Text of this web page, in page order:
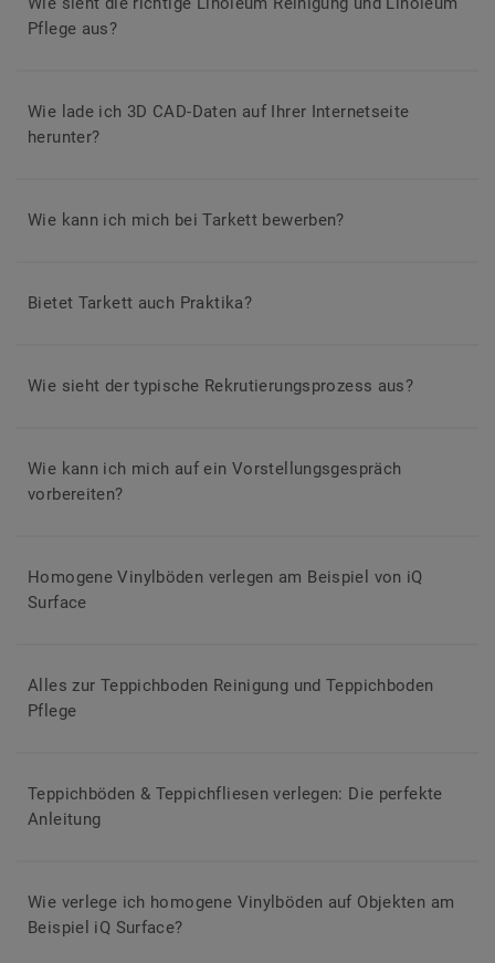
Pflege aus?
Wie lade ich 3D CAD-Daten auf Ihrer Internetseite
herunter?
Wie kann ich mich bei Tarkett bewerben?
Bietet Tarkett auch Praktika?
Wie sieht der typische Rekrutierungsprozess aus?
Wie kann ich mich auf ein Vorstellungsgespräch
vorbereiten?
Homogene Vinylböden verlegen am Beispiel von iQ
Surface
Alles zur Teppichboden Reinigung und Teppichboden
Pflege
Teppichböden & Teppichfliesen verlegen: Die perfekte
Anleitung
Wie verlege ich homogene Vinylböden auf Objekten am
Beispiel iQ Surface?